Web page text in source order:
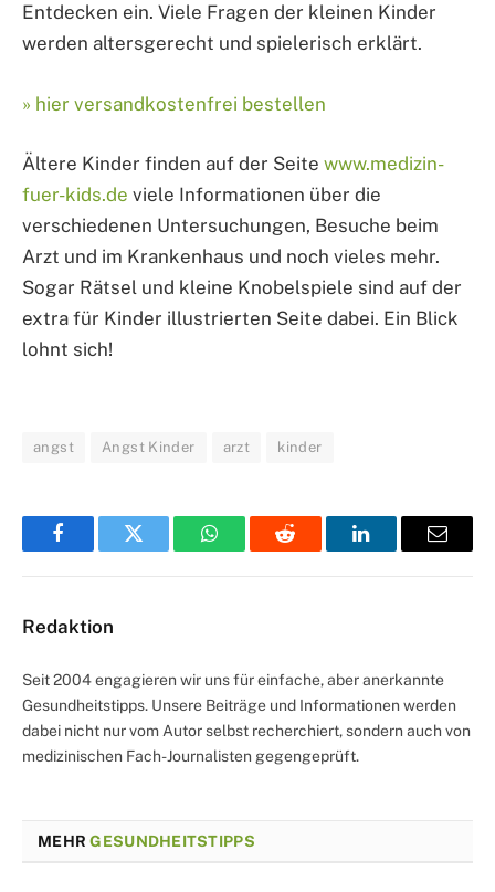
Entdecken ein. Viele Fragen der kleinen Kinder
werden altersgerecht und spielerisch erklärt.
» hier versandkostenfrei bestellen
Ältere Kinder finden auf der Seite www.medizin-
fuer-kids.de viele Informationen über die
verschiedenen Untersuchungen, Besuche beim
Arzt und im Krankenhaus und noch vieles mehr.
Sogar Rätsel und kleine Knobelspiele sind auf der
extra für Kinder illustrierten Seite dabei. Ein Blick
lohnt sich!
angst Angst Kinder arzt kinder
FacebookTwitter WhatsAppReddit LinkedInEmail
Redaktion
Seit 2004 engagieren wir uns für einfache, aber anerkannte
Gesundheitstipps. Unsere Beiträge und Informationen werden
dabei nicht nur vom Autor selbst recherchiert, sondern auch von
medizinischen Fach-Journalisten gegengeprüft.
MEHRGESUNDHEITSTIPPS